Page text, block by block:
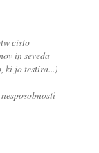
cisto
in seveda
ki jo testira...)